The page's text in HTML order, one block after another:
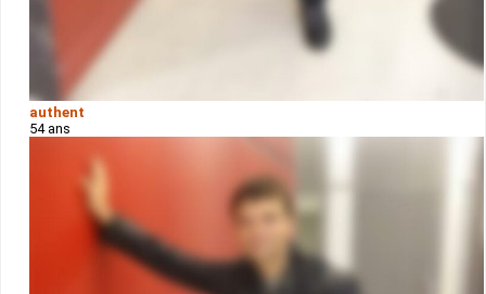
authent
54 ans